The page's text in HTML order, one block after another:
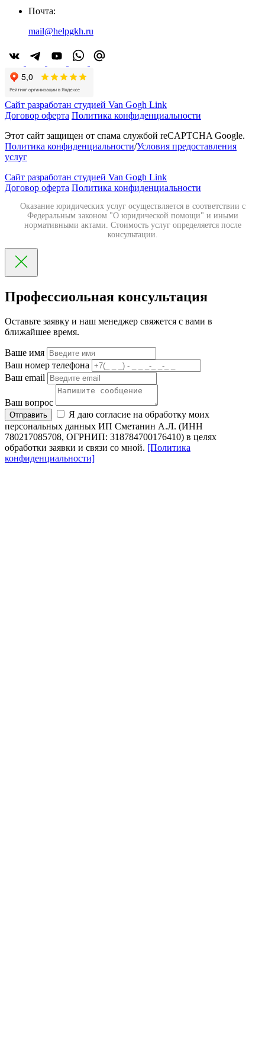
Почта:
mail@helpgkh.ru
Сайт разработан студией Van Gogh Link
Договор оферта Политика конфиденциальности
Этот сайт защищен от спама службой reCAPTCHA Google.
Политика конфиденциальности/Условия предоставления
услуг
Сайт разработан студией Van Gogh Link
Договор оферта Политика конфиденциальности
Оказание юридических услуг осуществляется в соответствии с
Федеральным законом "О юридической помощи" и иными
нормативными актами. Стоимость услуг определяется после
консультации.
Профессиольная консультация
Оставьте заявку и наш менеджер свяжется с вами в
ближайшее время.
Ваше имя
Ваш номер телефона
Ваш email
Ваш вопрос
Отправить
Я даю согласие на обработку моих
персональных данных ИП Сметанин А.Л. (ИНН
780217085708, ОГРНИП: 318784700176410) в целях
обработки заявки и связи со мной. [Политика
конфиденциальности]